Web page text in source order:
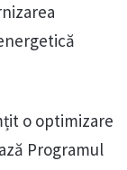
o optimizare
Programul